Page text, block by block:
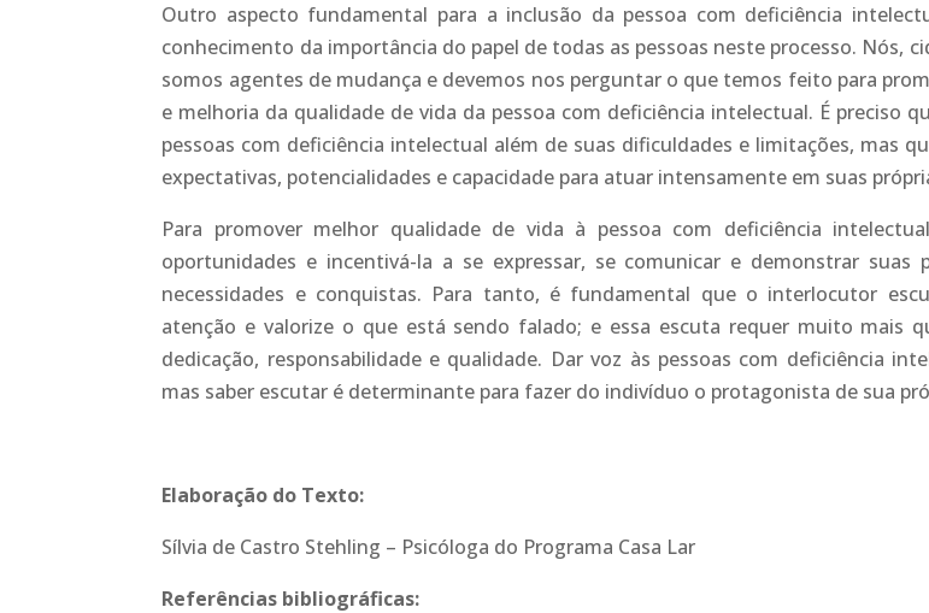
Outro aspecto fundamental para a inclusão da pessoa com deficiência
conhecimento da importância do papel de todas as pessoas neste processo. Nós,
somos agentes de mudança e devemos nos perguntar o que temos feito para
e melhoria da qualidade de vida da pessoa com deficiência intelectual. É preciso
pessoas com deficiência intelectual além de suas dificuldades e limitações, mas
expectativas, potencialidades e capacidade para atuar intensamente em suas
Para promover melhor qualidade de vida à pessoa com deficiência
oportunidades e incentivá-la a se expressar, se comunicar e demonstrar suas
necessidades e conquistas. Para tanto, é fundamental que o interlocutor
atenção e valorize o que está sendo falado; e essa escuta requer muito mais
dedicação, responsabilidade e qualidade. Dar voz às pessoas com deficiência
mas saber escutar é determinante para fazer do indivíduo o protagonista de sua
Elaboração do Texto:
Sílvia de Castro Stehling – Psicóloga do Programa Casa Lar
Referências bibliográficas: